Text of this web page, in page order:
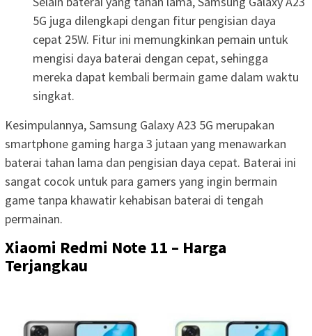
5G juga dilengkapi dengan fitur pengisian daya
cepat 25W. Fitur ini memungkinkan pemain untuk
mengisi daya baterai dengan cepat, sehingga
mereka dapat kembali bermain game dalam waktu
singkat.
Kesimpulannya, Samsung Galaxy A23 5G merupakan
smartphone gaming harga 3 jutaan yang menawarkan
baterai tahan lama dan pengisian daya cepat. Baterai ini
sangat cocok untuk para gamers yang ingin bermain
game tanpa khawatir kehabisan baterai di tengah
permainan.
Xiaomi Redmi Note 11 – Harga
Terjangkau